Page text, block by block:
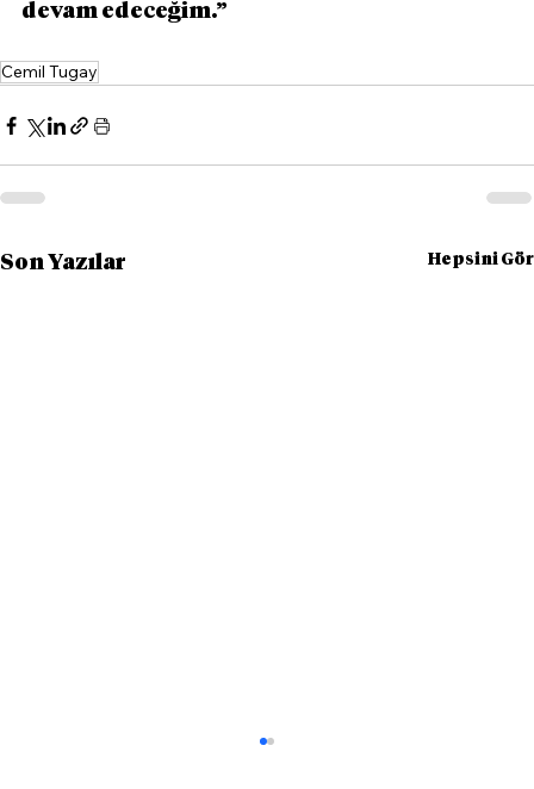
devam edeceğim.”
Cemil Tugay
Son Yazılar Hepsini Gör